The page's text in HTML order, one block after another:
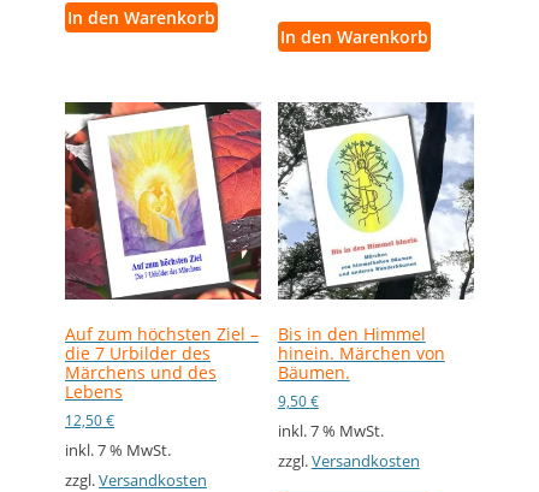
In den Warenkorb
In den Warenkorb
Auf zum höchsten Ziel –
die 7 Urbilder des
Märchens und des
Lebens
12,50€
inkl. 7 % MwSt.
zzgl.Versandkosten
Bis in den Himmel
hinein. Märchen von
Bäumen.
9,50€
inkl. 7 % MwSt.
zzgl.Versandkosten